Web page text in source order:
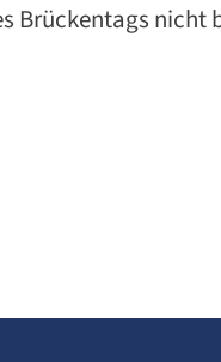
Brückentags nicht